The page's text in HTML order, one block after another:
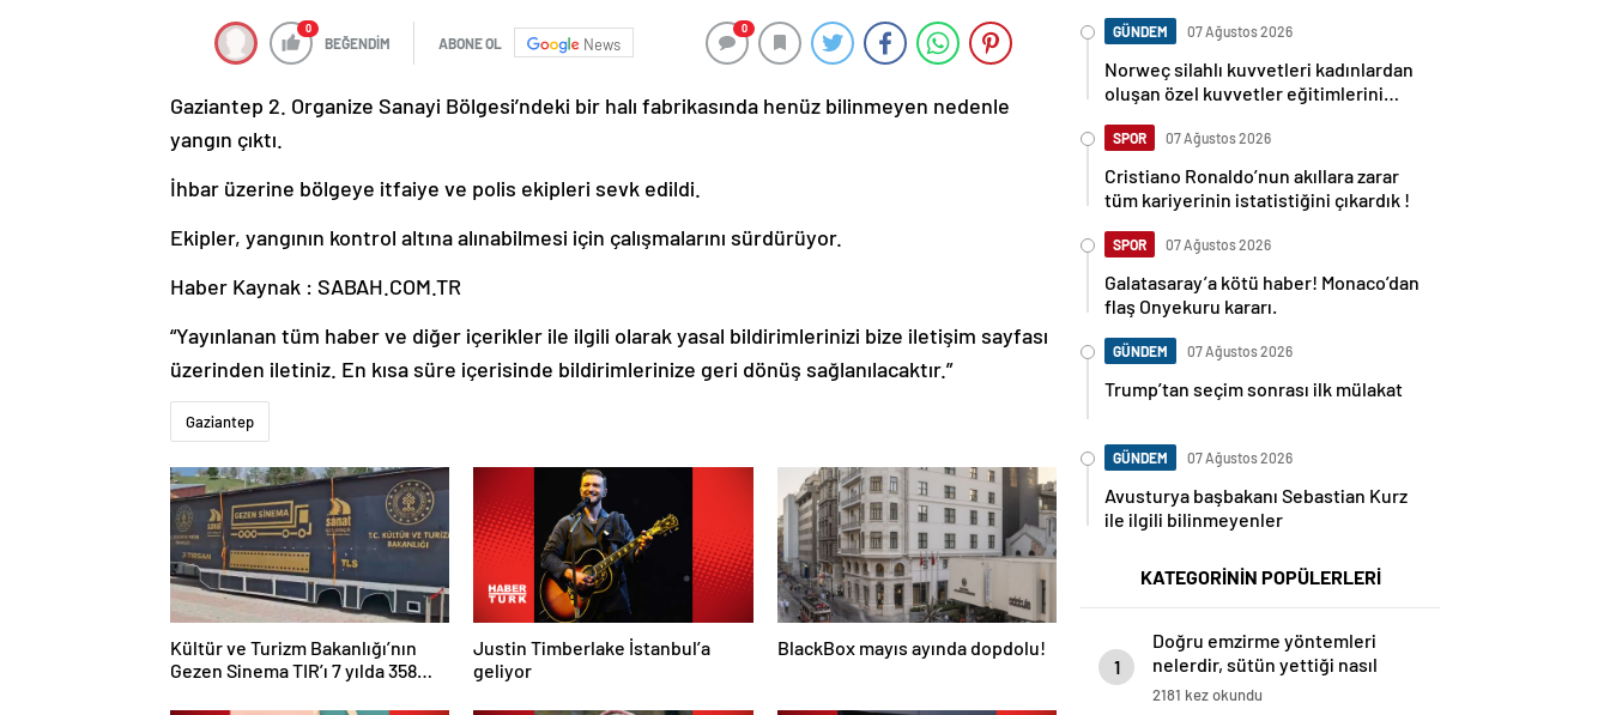
0
BEĞENDİM ABONE OL News
0
Gaziantep 2. Organize Sanayi Bölgesi’ndeki bir halı fabrikasında henüz bilinmeyen nedenle
yangın çıktı.
İhbar üzerine bölgeye itfaiye ve polis ekipleri sevk edildi.
Ekipler, yangının kontrol altına alınabilmesi için çalışmalarını sürdürüyor.
Haber Kaynak : SABAH.COM.TR
“Yayınlanan tüm haber ve diğer içerikler ile ilgili olarak yasal bildirimlerinizi bize iletişim sayfası
üzerinden iletiniz. En kısa süre içerisinde bildirimlerinize geri dönüş sağlanılacaktır.”
Gaziantep
Kültür ve Turizm Bakanlığı’nın
Gezen Sinema TIR’ı 7 yılda 358
Justin Timberlake İstanbul’a
geliyor
BlackBox mayıs ayında dopdolu!
GÜNDEM 07 Ağustos 2026
Norweç silahlı kuvvetleri kadınlardan
oluşan özel kuvvetler eğitimlerini
SPOR 07 Ağustos 2026
Cristiano Ronaldo’nun akıllara zarar
tüm kariyerinin istatistiğini çıkardık !
SPOR 07 Ağustos 2026
Galatasaray’a kötü haber! Monaco’dan
flaş Onyekuru kararı.
GÜNDEM 07 Ağustos 2026
Trump’tan seçim sonrası ilk mülakat
GÜNDEM 07 Ağustos 2026
Avusturya başbakanı Sebastian Kurz
ile ilgili bilinmeyenler
KATEGORİNİN POPÜLERLERİ
1
Doğru emzirme yöntemleri
nelerdir, sütün yettiği nasıl
anlaşılır?
2181 kez okundu